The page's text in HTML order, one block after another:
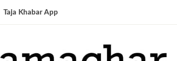
Taja Khabar App